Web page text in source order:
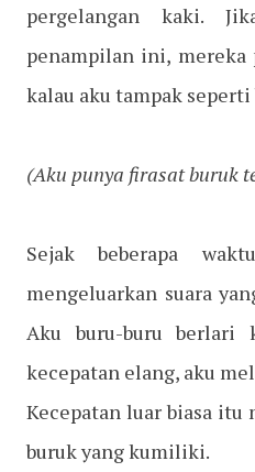
pergelangan kaki.
penampilan ini, mereka
kalau aku tampak seperti
(Aku punya firasat buruk
Sejak beberapa
mengeluarkan suara
Aku buru-buru berlari
kecepatan elang, aku
Kecepatan luar biasa itu
buruk yang kumiliki.